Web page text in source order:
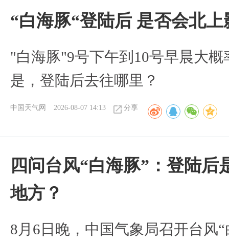
“白海豚“登陆后 是否会北
"白海豚"9号下午到10号早晨大
是，登陆后去往哪里？
中国天气网 2026-08-07 14:13 分享
四问台风“白海豚”：登陆
地方？
8月6日晚，中国气象局召开台风